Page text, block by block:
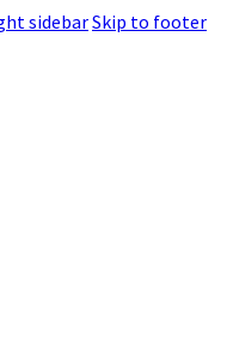
sidebarSkip to footer